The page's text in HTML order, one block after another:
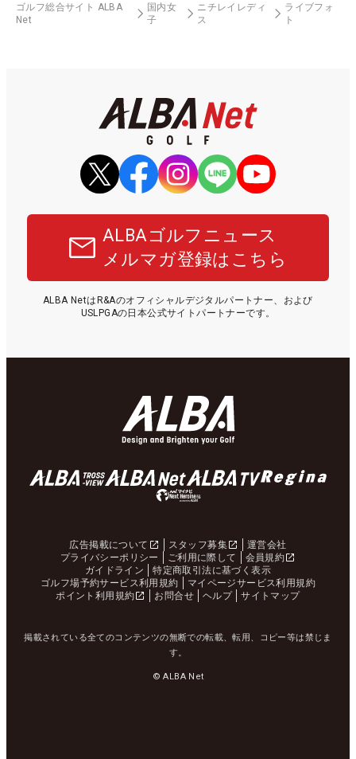
ゴルフ総合サイト ALBA
Net
国内女
子
ニチレイレディ
ス
ライブフォ
ト
ALBAゴルフニュース
メルマガ登録はこちら
ALBA NetはR&Aのオフィシャルデジタルパートナー、および
USLPGAの日本公式サイトパートナーです。
広告掲載について スタッフ募集
運営会社
プライバシーポリシー
ご利用に際して
会員規約
ガイドライン
特定商取引法に基づく表示
ゴルフ場予約サービス利用規約
マイページサービス利用規約
ポイント利用規約
お問合せ ヘルプ サイトマップ
掲載されている全てのコンテンツの無断での転載、転用、コピー等は禁じま
す。
© ALBA Net